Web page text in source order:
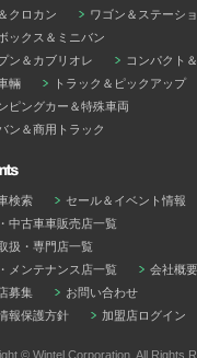
クロカン
ワゴン＆ステーシ
ックス＆ミニバン
ン＆カブリオレ
コンパクト
輛
トラック＆ピックアップ
ピングカー＆特殊車両
ン＆商用トラック
検索
セール＆イベント情報
中古車⾞販売店一覧
扱・専門店一覧
メンテナンス店一覧
会社概要
募集
お問い合わせ
報保護方針
加盟店ログイン
© Wintel Corporation. All Rights